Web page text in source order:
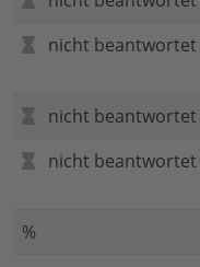
nicht beantwortet
nicht beantwortet
nicht beantwortet
%